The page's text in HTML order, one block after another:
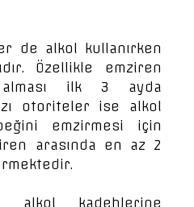
de alkol kullanırken
Özellikle emziren
ilk 3 ayda
otoriteler ise alkol
emzirmesi için
arasında en az 2
alkol kadehlerine